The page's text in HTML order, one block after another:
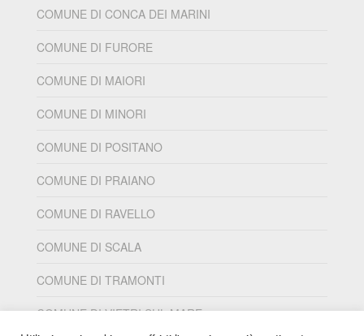
COMUNE DI CONCA DEI MARINI
COMUNE DI FURORE
COMUNE DI MAIORI
COMUNE DI MINORI
COMUNE DI POSITANO
COMUNE DI PRAIANO
COMUNE DI RAVELLO
COMUNE DI SCALA
COMUNE DI TRAMONTI
COMUNE DI VIETRI SUL MARE